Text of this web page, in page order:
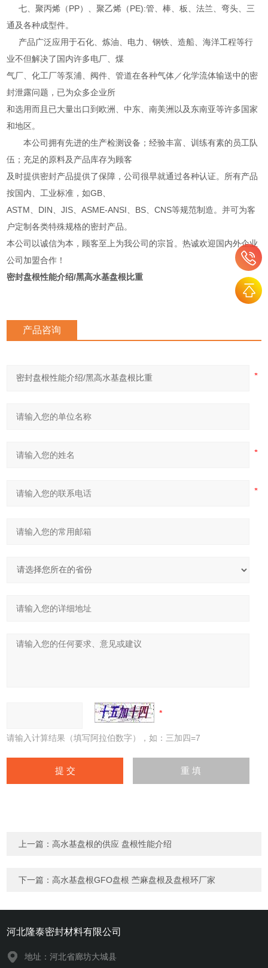
七、聚丙烯（PP）、聚乙烯（PE):管、棒、板、法兰、弯头、三
通及各种成型件。
产品广泛应用于石化、炼油、电力、钢铁、造船、海洋工程等行
业不但解决了国内许多电厂、煤
气厂、化工厂等泵浦、阀件、管道在各种气体／化学流体输送中的密
封泄露问题，已为众多企业所
和选用而且已大量出口到欧洲、中东、南美洲以及东南亚等许多国家
和地区。
本公司拥有先进的生产检测设备；经验丰富、训练有素的员工队
伍；充足的原料及产品库存为顾客
及时提供密封产品提供了保障，公司很早就通过各种认证。所有产品
按国内、工业标准，如GB、
ASTM、DIN、JIS、ASME-ANSI、BS、CNS等规范制造。并可为客
户定制各类特殊规格的密封产品。
本公司以诚信为本，顾客至上为我公司的宗旨。热诚欢迎国内外企业
公司加盟合作！
密封盘根性能介绍/黑高水基盘根比重
产品咨询
请输入计算结果（填写阿拉伯数字），如：三加四=7
上一篇：高水基盘根的供应 盘根性能介绍
下一篇：高水基盘根GFO盘根 苎麻盘根及盘根环厂家
河北隆泰密封材料有限公司
地址：河北省廊坊大城县